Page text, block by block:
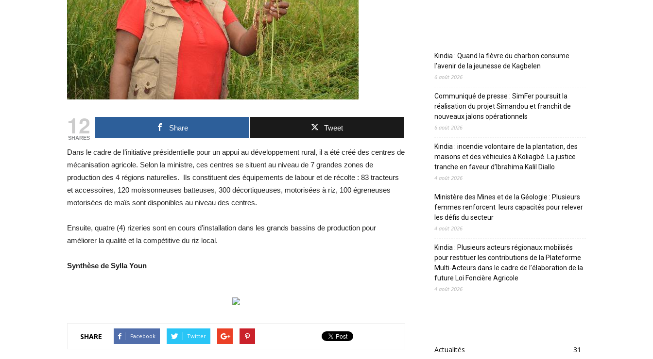
12
SHARES
Share Tweet
Dans le cadre de l’initiative présidentielle pour un appui au développement rural, il a été créé des centres de
mécanisation agricole. Selon la ministre, ces centres se situent au niveau de 7 grandes zones de
production des 4 régions naturelles. Ils constituent des équipements de labour et de récolte : 83 tracteurs
et accessoires, 120 moissonneuses batteuses, 300 décortiqueuses, motorisées à riz, 100 égreneuses
motorisées de maïs sont disponibles au niveau des centres.
Ensuite, quatre (4) rizeries sont en cours d’installation dans les grands bassins de production pour
améliorer la qualité et la compétitive du riz local.
Synthèse de Sylla Youn
SHARE Facebook Twitter
Kindia : Quand la fièvre du charbon consume
l’avenir de la jeunesse de Kagbelen
6 août 2026
Communiqué de presse : SimFer poursuit la
réalisation du projet Simandou et franchit de
nouveaux jalons opérationnels
6 août 2026
Kindia : incendie volontaire de la plantation, des
maisons et des véhicules à Koliagbé. La justice
tranche en faveur d’Ibrahima Kalil Diallo
4 août 2026
Ministère des Mines et de la Géologie : Plusieurs
femmes renforcent leurs capacités pour relever
les défis du secteur
4 août 2026
Kindia : Plusieurs acteurs régionaux mobilisés
pour restituer les contributions de la Plateforme
Multi-Acteurs dans le cadre de l’élaboration de la
future Loi Foncière Agricole
4 août 2026
Actualités
31